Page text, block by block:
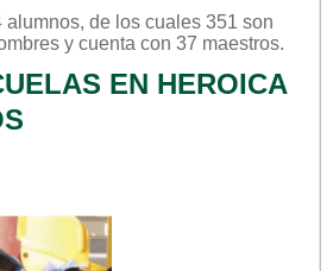
alumnos, de los cuales 351 son
y cuenta con 37 maestros.
EN HEROICA